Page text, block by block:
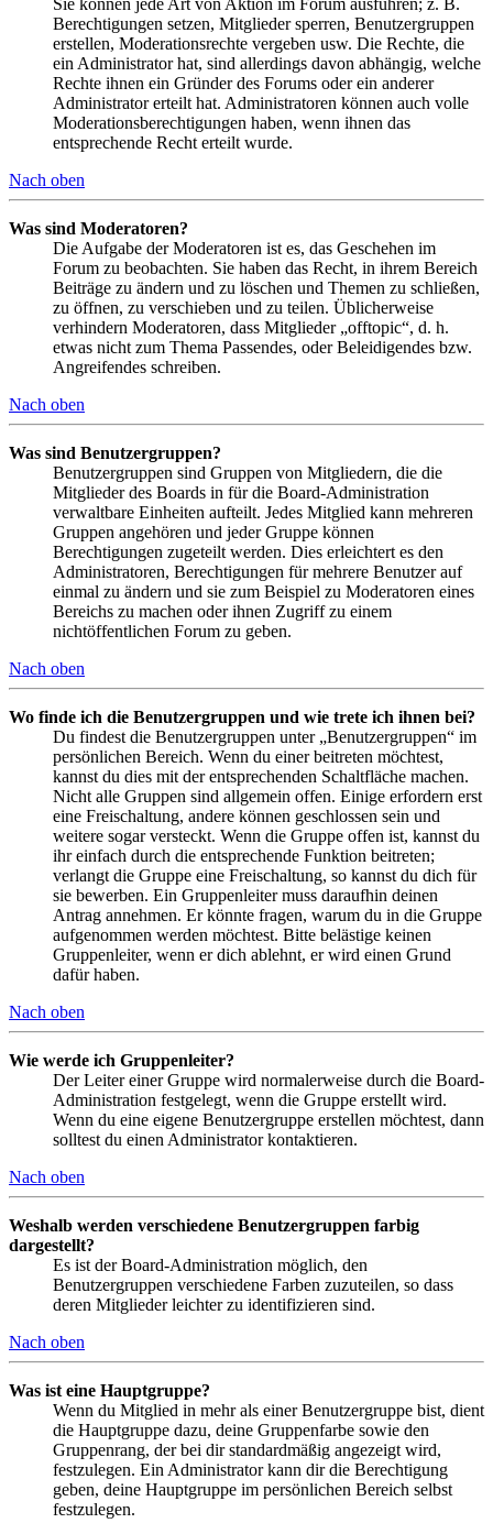
Sie können jede Art von Aktion im Forum ausführen; z. B.
Berechtigungen setzen, Mitglieder sperren, Benutzergruppen
erstellen, Moderationsrechte vergeben usw. Die Rechte, die
ein Administrator hat, sind allerdings davon abhängig, welche
Rechte ihnen ein Gründer des Forums oder ein anderer
Administrator erteilt hat. Administratoren können auch volle
Moderationsberechtigungen haben, wenn ihnen das
entsprechende Recht erteilt wurde.
Nach oben
Was sind Moderatoren?
Die Aufgabe der Moderatoren ist es, das Geschehen im
Forum zu beobachten. Sie haben das Recht, in ihrem Bereich
Beiträge zu ändern und zu löschen und Themen zu schließen,
zu öffnen, zu verschieben und zu teilen. Üblicherweise
verhindern Moderatoren, dass Mitglieder „offtopic“, d. h.
etwas nicht zum Thema Passendes, oder Beleidigendes bzw.
Angreifendes schreiben.
Nach oben
Was sind Benutzergruppen?
Benutzergruppen sind Gruppen von Mitgliedern, die die
Mitglieder des Boards in für die Board-Administration
verwaltbare Einheiten aufteilt. Jedes Mitglied kann mehreren
Gruppen angehören und jeder Gruppe können
Berechtigungen zugeteilt werden. Dies erleichtert es den
Administratoren, Berechtigungen für mehrere Benutzer auf
einmal zu ändern und sie zum Beispiel zu Moderatoren eines
Bereichs zu machen oder ihnen Zugriff zu einem
nichtöffentlichen Forum zu geben.
Nach oben
Wo finde ich die Benutzergruppen und wie trete ich ihnen bei?
Du findest die Benutzergruppen unter „Benutzergruppen“ im
persönlichen Bereich. Wenn du einer beitreten möchtest,
kannst du dies mit der entsprechenden Schaltfläche machen.
Nicht alle Gruppen sind allgemein offen. Einige erfordern erst
eine Freischaltung, andere können geschlossen sein und
weitere sogar versteckt. Wenn die Gruppe offen ist, kannst du
ihr einfach durch die entsprechende Funktion beitreten;
verlangt die Gruppe eine Freischaltung, so kannst du dich für
sie bewerben. Ein Gruppenleiter muss daraufhin deinen
Antrag annehmen. Er könnte fragen, warum du in die Gruppe
aufgenommen werden möchtest. Bitte belästige keinen
Gruppenleiter, wenn er dich ablehnt, er wird einen Grund
dafür haben.
Nach oben
Wie werde ich Gruppenleiter?
Der Leiter einer Gruppe wird normalerweise durch die Board-
Administration festgelegt, wenn die Gruppe erstellt wird.
Wenn du eine eigene Benutzergruppe erstellen möchtest, dann
solltest du einen Administrator kontaktieren.
Nach oben
Weshalb werden verschiedene Benutzergruppen farbig
dargestellt?
Es ist der Board-Administration möglich, den
Benutzergruppen verschiedene Farben zuzuteilen, so dass
deren Mitglieder leichter zu identifizieren sind.
Nach oben
Was ist eine Hauptgruppe?
Wenn du Mitglied in mehr als einer Benutzergruppe bist, dient
die Hauptgruppe dazu, deine Gruppenfarbe sowie den
Gruppenrang, der bei dir standardmäßig angezeigt wird,
festzulegen. Ein Administrator kann dir die Berechtigung
geben, deine Hauptgruppe im persönlichen Bereich selbst
festzulegen.